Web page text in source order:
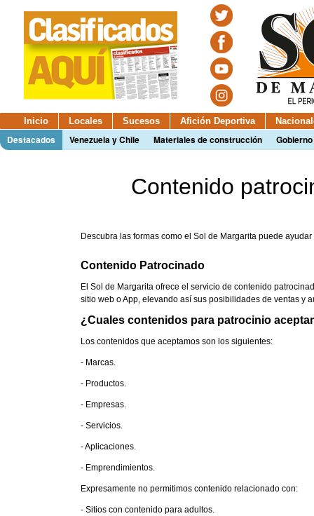
Inicio Locales Sucesos Afición Deportiva
Destacados Venezuela y Chile Materiales de construcción
Contenido
Descubra las formas como el Sol de Margarita puede
Contenido Patrocinado
El Sol de Margarita ofrece el servicio de contenido
sitio web o App, elevando así sus posibilidades de ventas y
¿Cuales contenidos para patrocinio
Los contenidos que aceptamos son los siguientes:
- Marcas.
- Productos.
- Empresas.
- Servicios.
- Aplicaciones.
- Emprendimientos.
Expresamente no permitimos contenido relacionado con:
- Sitios con contenido para adultos.